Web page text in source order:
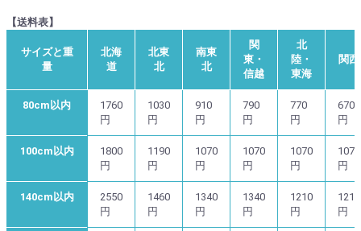
【送料表】
サイズと重
量
北海
道
北東
北
南東
北
関
東・
信越
北
陸・
東海
関西
80cm以内
1760
円
1030
円
910
円
790
円
770
円
670
円
100cm以内
1800
円
1190
円
1070
円
1070
円
1070
円
1070
円
140cm以内
2550
円
1460
円
1340
円
1340
円
1210
円
1210
円